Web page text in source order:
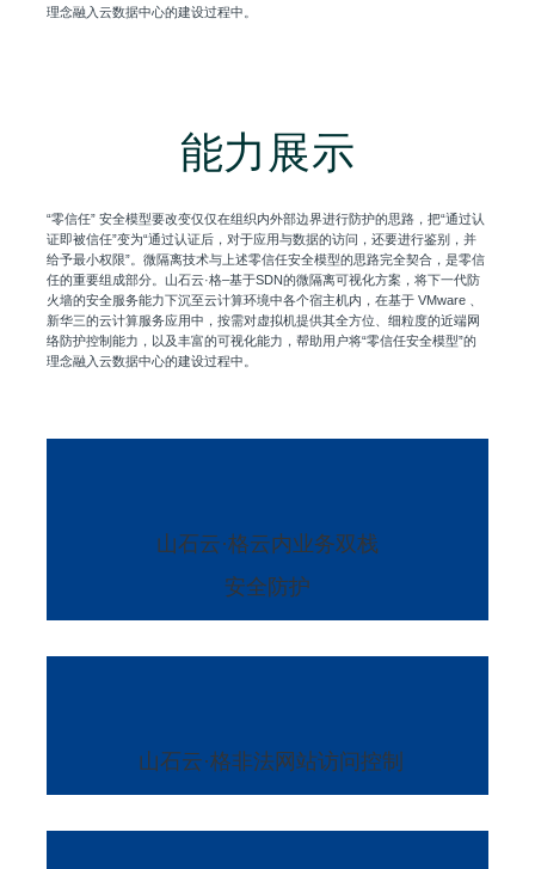
理念融入云数据中心的建设过程中。
能力展示
“零信任” 安全模型要改变仅仅在组织内外部边界进行防护的思路，把“通过认
证即被信任”变为“通过认证后，对于应用与数据的访问，还要进行鉴别，并
给予最小权限”。微隔离技术与上述零信任安全模型的思路完全契合，是零信
任的重要组成部分。山石云·格–基于SDN的微隔离可视化方案，将下一代防
火墙的安全服务能力下沉至云计算环境中各个宿主机内，在基于 VMware 、
新华三的云计算服务应用中，按需对虚拟机提供其全方位、细粒度的近端网
络防护控制能力，以及丰富的可视化能力，帮助用户将“零信任安全模型”的
理念融入云数据中心的建设过程中。
山石云·格云内业务双栈
安全防护
山石云·格非法网站访问控制